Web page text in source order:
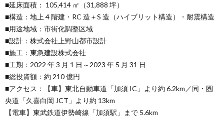
■延床面積： 105,414 ㎡（31,888 坪）
■構造：地上 4 階建・RC 造＋S 造（ハイブリット構造）・耐震構造
■用途地域：市街化調整区域
■設計：株式会社上野山都市設計
■施工：東急建設株式会社
■工期：2022 年 3 月 1 日～2023 年 5 月 31 日
■総投資額：約 210 億円
■アクセス：【車】東北自動車道「加須 IC」より約 6.2km／同・圏
央道「久喜白岡 JCT」より約 13km
【電車】東武鉄道伊勢崎線「加須駅」まで 5.6km